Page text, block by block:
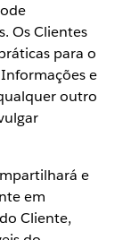
Os Clientes
para o
e
outro
e
em
Cliente,